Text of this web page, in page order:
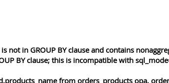
not in GROUP BY clause and contains
BY clause; this is incompatible with
from orders_products opa,